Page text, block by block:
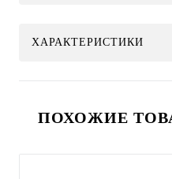
ХАРАКТЕРИСТИКИ
ПОХОЖИЕ